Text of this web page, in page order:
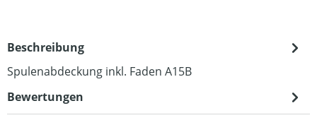
Beschreibung
Spulenabdeckung inkl. Faden A15B
Bewertungen